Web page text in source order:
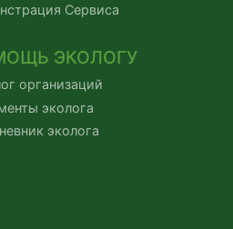
Сервиса
ЭКОЛОГУ
организаций
эколога
эколога